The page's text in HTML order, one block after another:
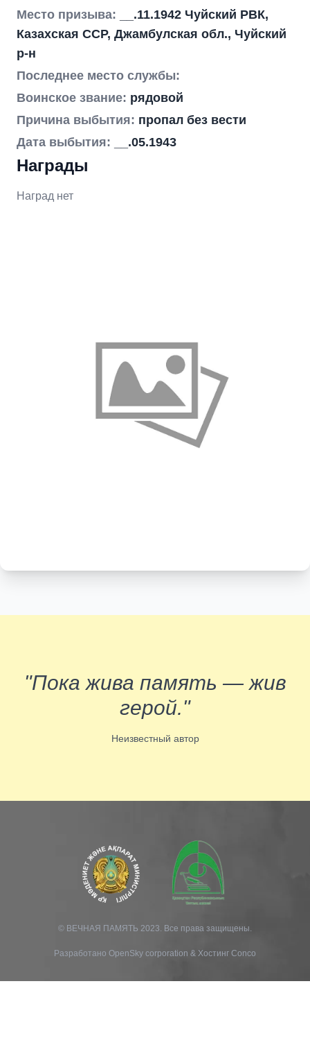
Место призыва:
__.11.1942 Чуйский РВК,
Казахская ССР, Джамбулская обл., Чуйский
р-н
Последнее место службы:
Воинское звание: рядовой
Причина выбытия: пропал без вести
Дата выбытия:
__.05.1943
Награды
Наград нет
"Пока жива память — жив
герой."
Неизвестный автор
© ВЕЧНАЯ ПАМЯТЬ 2023. Все права защищены.
Разработано OpenSky corporation & Хостинг Conco